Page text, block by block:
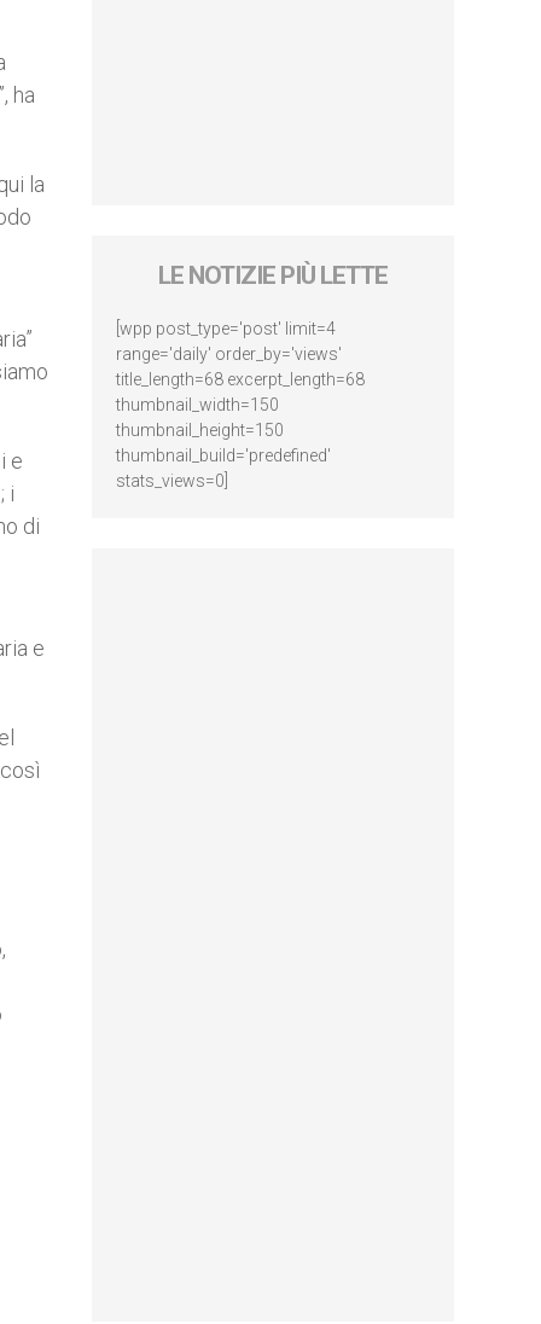
ha
la
e
i
di
e
LE NOTIZIE PIÙ LETTE
[wpp post_type='post' limit=4
range='daily' order_by='views'
title_length=68 excerpt_length=68
thumbnail_width=150
thumbnail_height=150
thumbnail_build='predefined'
stats_views=0]